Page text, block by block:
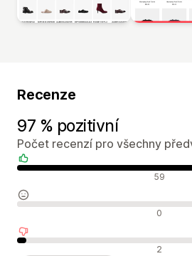
Recenze
97 % pozitivní
Počet recenzí pro všechny
Pozitivní recenze 59
Neutrální recenze 0
Negativní recenze 2